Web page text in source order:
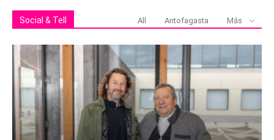
Social & Tell All Antofagasta Más